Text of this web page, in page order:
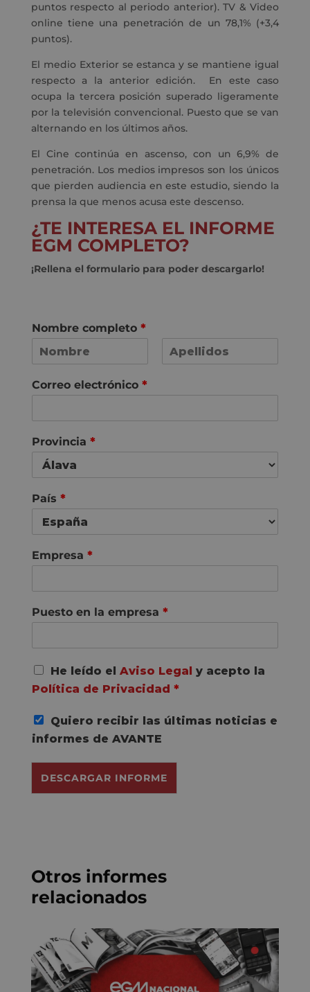
puntos respecto al periodo anterior). TV & Video
online tiene una penetración de un 78,1% (+3,4
puntos).
El medio Exterior se estanca y se mantiene igual
respecto a la anterior edición. En este caso
ocupa la tercera posición superado ligeramente
por la televisión convencional. Puesto que se van
alternando en los últimos años.
El Cine continúa en ascenso, con un 6,9% de
penetración. Los medios impresos son los únicos
que pierden audiencia en este estudio, siendo la
prensa la que menos acusa este descenso.
¿TE INTERESA EL INFORME
EGM COMPLETO?
¡Rellena el formulario para poder descargarlo!
Nombre completo *
o
m
e
i
Correo electrónico *
Provincia *
País *
Empresa *
Puesto en la empresa *
A
c
u
r
d
R
P
He leído el Aviso Legal y acepto la
Política de Privacidad *
Quiero recibir las últimas noticias e
informes de AVANTE
DESCARGAR INFORME
Otros informes
relacionados